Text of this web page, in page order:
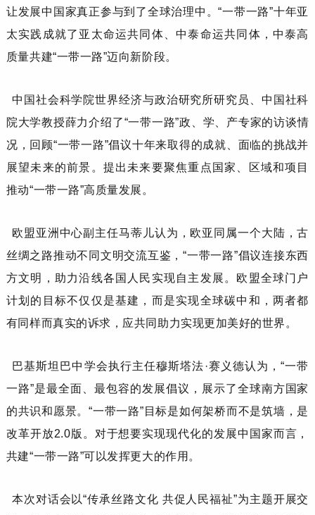
让发展中国家真正参与到了全球治理中。“一带一路”十年亚
太实践成就了亚太命运共同体、中泰命运共同体，中泰高
质量共建“一带一路”迈向新阶段。
中国社会科学院世界经济与政治研究所研究员、中国社科
院大学教授薛力介绍了“一带一路”政、学、产专家的访谈情
况，回顾“一带一路”倡议十年来取得的成就、面临的挑战并
展望未来的前景。提出未来要聚焦重点国家、区域和项目
推动“一带一路”高质量发展。
欧盟亚洲中心副主任马蒂儿认为，欧亚同属一个大陆，古
丝绸之路推动不同文明交流互鉴，“一带一路”倡议连接东西
方文明，助力沿线各国人民实现自主发展。欧盟全球门户
计划的目标不仅仅是基建，而是实现全球碳中和，两者都
有同样而真实的诉求，应共同助力实现更加美好的世界。
巴基斯坦巴中学会执行主任穆斯塔法 ·赛义德认为，“一带
一路”是最全面、最包容的发展倡议，展示了全球南方国家
的共识和愿景。“一带一路”目标是如何架桥而不是筑墙，是
改革开放2.0版。对于想要实现现代化的发展中国家而言，
共建“一带一路”可以发挥更大的作用。
本次对话会以“传承丝路文化 共促人民福祉”为主题开展交